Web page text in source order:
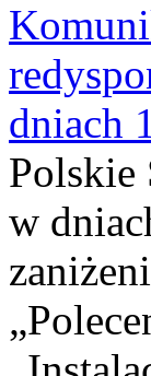
dniach
Polskie
w